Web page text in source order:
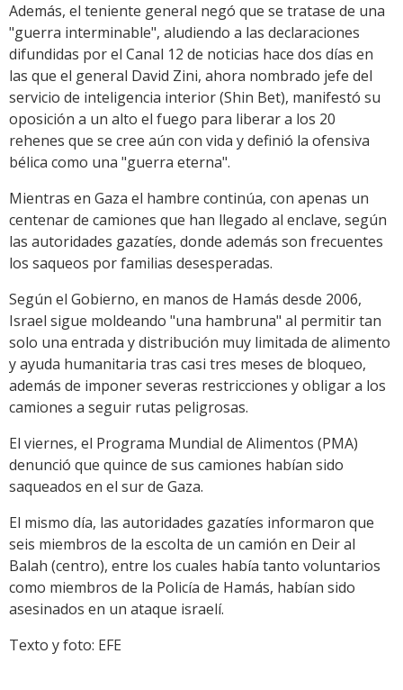
Además, el teniente general negó que se tratase de una
"guerra interminable", aludiendo a las declaraciones
difundidas por el Canal 12 de noticias hace dos días en
las que el general David Zini, ahora nombrado jefe del
servicio de inteligencia interior (Shin Bet), manifestó su
oposición a un alto el fuego para liberar a los 20
rehenes que se cree aún con vida y definió la ofensiva
bélica como una "guerra eterna".
Mientras en Gaza el hambre continúa, con apenas un
centenar de camiones que han llegado al enclave, según
las autoridades gazatíes, donde además son frecuentes
los saqueos por familias desesperadas.
Según el Gobierno, en manos de Hamás desde 2006,
Israel sigue moldeando "una hambruna" al permitir tan
solo una entrada y distribución muy limitada de alimento
y ayuda humanitaria tras casi tres meses de bloqueo,
además de imponer severas restricciones y obligar a los
camiones a seguir rutas peligrosas.
El viernes, el Programa Mundial de Alimentos (PMA)
denunció que quince de sus camiones habían sido
saqueados en el sur de Gaza.
El mismo día, las autoridades gazatíes informaron que
seis miembros de la escolta de un camión en Deir al
Balah (centro), entre los cuales había tanto voluntarios
como miembros de la Policía de Hamás, habían sido
asesinados en un ataque israelí.
Texto y foto: EFE